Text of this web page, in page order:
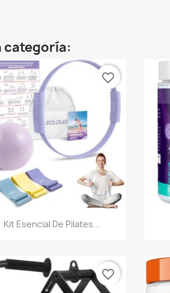
categoría:
Vista rápida
Kit Esencial De Pilates...
favorite_border
favorite_border